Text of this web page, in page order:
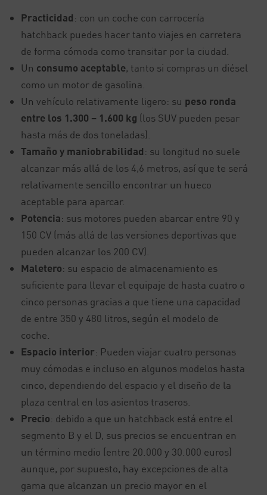
Practicidad: con un coche con carrocería
hatchback puedes hacer tanto viajes en carretera
de forma cómoda como transitar por la ciudad.
Un consumo aceptable, tanto si compras un diésel
como un motor de gasolina.
Un vehículo relativamente ligero: su peso ronda
entre los 1.300 – 1.600 kg (los SUV pueden pesar
hasta más de dos toneladas).
Tamaño y maniobrabilidad: su longitud no suele
alcanzar más allá de los 4,6 metros, así que te será
relativamente sencillo encontrar un hueco
aceptable para aparcar.
Potencia: sus motores pueden abarcar entre 90 y
150 CV (más allá de las versiones deportivas que
pueden alcanzar los 200 CV).
Maletero: su espacio de almacenamiento es
suficiente para llevar el equipaje de hasta cuatro o
cinco personas gracias a que tiene una capacidad
de entre 350 y 480 litros, según el modelo de
coche.
Espacio interior: Pueden viajar cuatro personas
muy cómodas e incluso en algunos modelos hasta
cinco, dependiendo del espacio y el diseño de la
plaza central en los asientos traseros.
Precio: debido a que un hatchback está entre el
segmento B y el D, sus precios se encuentran en
un término medio (entre 20.000 y 30.000 euros)
aunque, por supuesto, hay excepciones de alta
gama que alcanzan un precio mayor en el